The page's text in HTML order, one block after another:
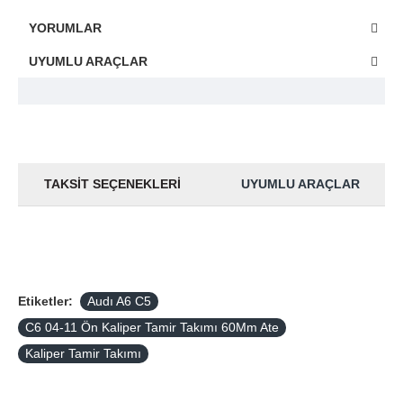
YORUMLAR
UYUMLU ARAÇLAR
TAKSIT SEÇENEKLERI UYUMLU ARAÇLAR
Etiketler:
Audı A6 C5
C6 04-11 Ön Kaliper Tamir Takımı 60Mm Ate
Kaliper Tamir Takımı